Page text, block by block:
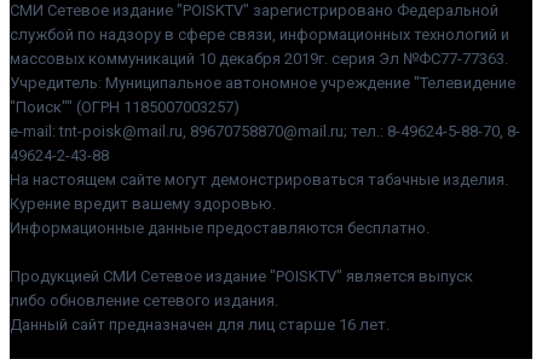
СМИ Сетевое издание "POISKTV" зарегистрировано Федеральной
службой по надзору в сфере связи, информационных технологий и
массовых коммуникаций 10 декабря 2019г. серия Эл №ФС77-77363.
Учредитель: Муниципальное автономное учреждение "Телевидение
"Поиск"" (ОГРН 1185007003257)
e-mail: tnt-poisk@mail.ru, 89670758870@mail.ru; тел.: 8-49624-5-88-70, 8-
49624-2-43-88
На настоящем сайте могут демонстрироваться табачные изделия.
Курение вредит вашему здоровью.
Информационные данные предоставляются бесплатно.
Продукцией СМИ Сетевое издание "POISKTV" является выпуск
либо обновление сетевого издания.
Данный сайт предназначен для лиц старше 16 лет.